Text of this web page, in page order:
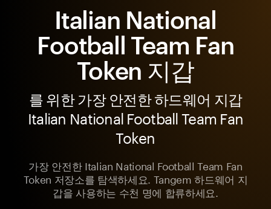
Italian National
Football Team Fan
Token 지갑
를 위한 가장 안전한 하드웨어 지갑
Italian National Football Team Fan
Token
가장 안전한 Italian National Football Team Fan
Token 저장소를 탐색하세요. Tangem 하드웨어 지
갑을 사용하는 수천 명에 합류하세요.